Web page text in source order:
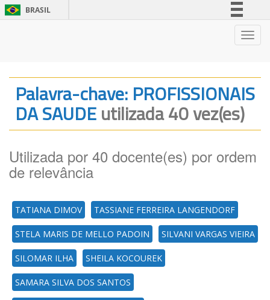
BRASIL
Legislação
Canais
Palavra-chave: PROFISSIONAIS
DA SAUDEutilizada 40 vez(es)
Utilizada por 40 docente(es) por ordem
de relevância
TATIANA DIMOV TASSIANE FERREIRA LANGENDORF
STELA MARIS DE MELLO PADOIN SILVANI VARGAS VIEIRA
SILOMAR ILHA SHEILA KOCOUREK
SAMARA SILVA DOS SANTOS